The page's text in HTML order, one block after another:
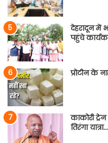
देहरादून में
पहुंचे
प्रोटीन के
काकोरी
तिरंगा यात्रा…